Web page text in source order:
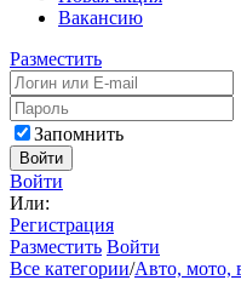
Вакансию
Разместить
Запомнить
Войти
Войти
Или:
Регистрация
Разместить Войти
Все категории/Авто, мото,